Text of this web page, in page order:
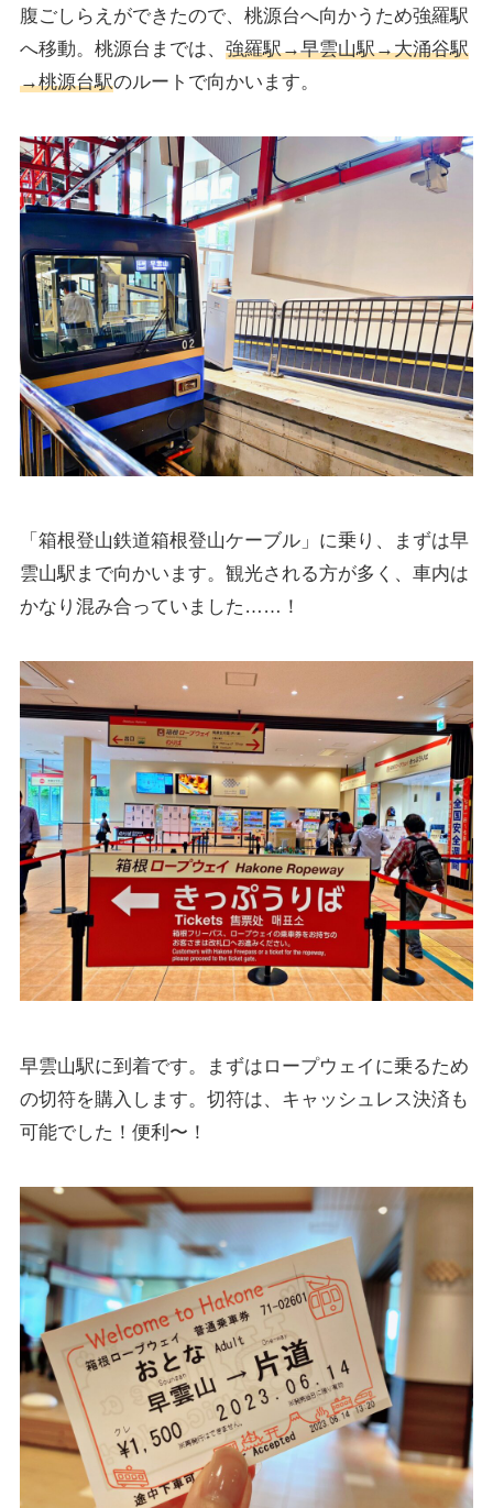
腹ごしらえができたので、桃源台へ向かうため強羅駅
へ移動。桃源台までは、 強羅駅→早雲山駅→大涌谷駅
→桃源台駅のルートで向かいます。
「箱根登山鉄道箱根登山ケーブル」に乗り、まずは早
雲山駅まで向かいます。観光される方が多く、車内は
かなり混み合っていました……！
早雲山駅に到着です。まずはロープウェイに乗るため
の切符を購入します。切符は、キャッシュレス決済も
可能でした！便利〜！